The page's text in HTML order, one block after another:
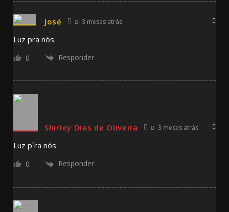
José 3 meses atrás
Luz pra nós.
0 Responder
Shirley Dias de Oliveira 3 meses atrás
Luz p´ra nós
0 Responder